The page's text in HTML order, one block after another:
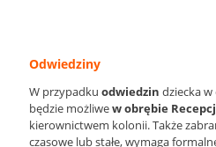
Odwiedziny
W przypadku odwiedzin dziecka
będzie możliwew obrębie
kierownictwem kolonii. Także
czasowe lub stałe, wymaga